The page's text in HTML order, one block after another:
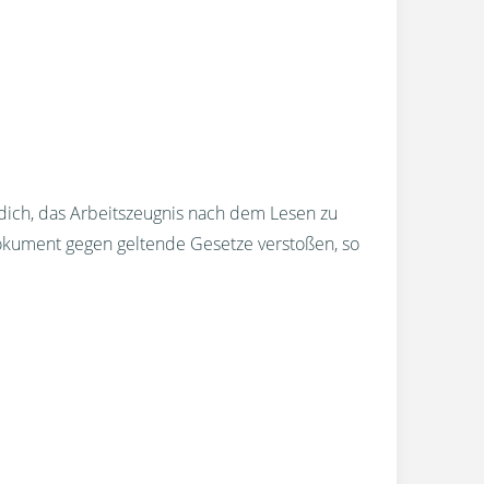
das Arbeitszeugnis nach dem Lesen zu
gegen geltende Gesetze verstoßen, so